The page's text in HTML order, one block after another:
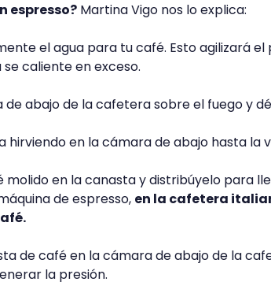
espresso? Martina Vigo nos lo explica:
el agua para tu café. Esto agilizará
caliente en exceso.
de abajo de la cafetera sobre el fuego y
hirviendo en la cámara de abajo hasta la
molido en la canasta y distribúyelo para
de espresso, en la cafetera
de café en la cámara de abajo de la
la presión.